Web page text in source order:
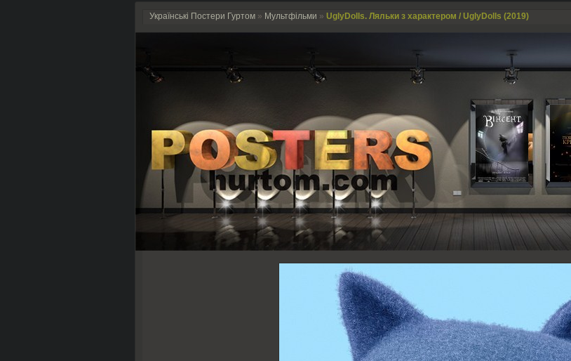
Українські Постери Гуртом » Мультфільми » UglyDolls. Ляльки з характером / UglyDolls (2019)